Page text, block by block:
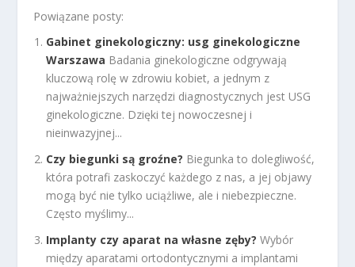
Powiązane posty:
Gabinet ginekologiczny: usg ginekologiczne
Warszawa Badania ginekologiczne odgrywają
kluczową rolę w zdrowiu kobiet, a jednym z
najważniejszych narzędzi diagnostycznych jest USG
ginekologiczne. Dzięki tej nowoczesnej i
nieinwazyjnej...
Czy biegunki są groźne? Biegunka to dolegliwość,
która potrafi zaskoczyć każdego z nas, a jej objawy
mogą być nie tylko uciążliwe, ale i niebezpieczne.
Często myślimy...
Implanty czy aparat na własne zęby? Wybór
między aparatami ortodontycznymi a implantami